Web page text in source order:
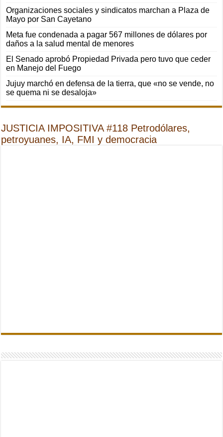
Organizaciones sociales y sindicatos marchan a Plaza de
Mayo por San Cayetano
Meta fue condenada a pagar 567 millones de dólares por
daños a la salud mental de menores
El Senado aprobó Propiedad Privada pero tuvo que ceder
en Manejo del Fuego
Jujuy marchó en defensa de la tierra, que «no se vende, no
se quema ni se desaloja»
JUSTICIA IMPOSITIVA #118 Petrodólares,
petroyuanes, IA, FMI y democracia